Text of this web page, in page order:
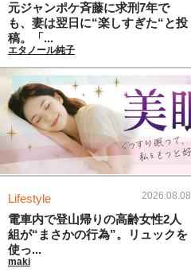
元ジャンポケ斉藤に求刑7年で
も、妻は翌日に“楽しすぎた“と投
稿。「...
エタノール純子
Lifestyle 2026.08.08
電車内で登山帰りの高齢女性2人
組が“まさかの行為”。リュックを
使っ...
maki